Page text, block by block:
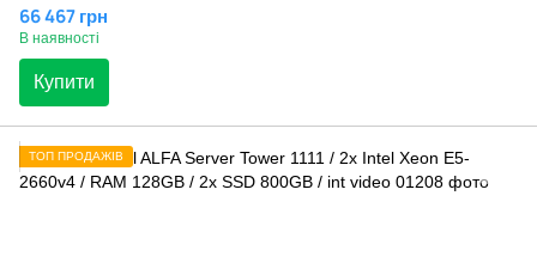
66 467 грн
В наявності
Купити
ТОП ПРОДАЖІВ